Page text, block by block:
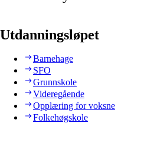
Utdanningsløpet
Barnehage
SFO
Grunnskole
Videregående
Opplæring for voksne
Folkehøgskole